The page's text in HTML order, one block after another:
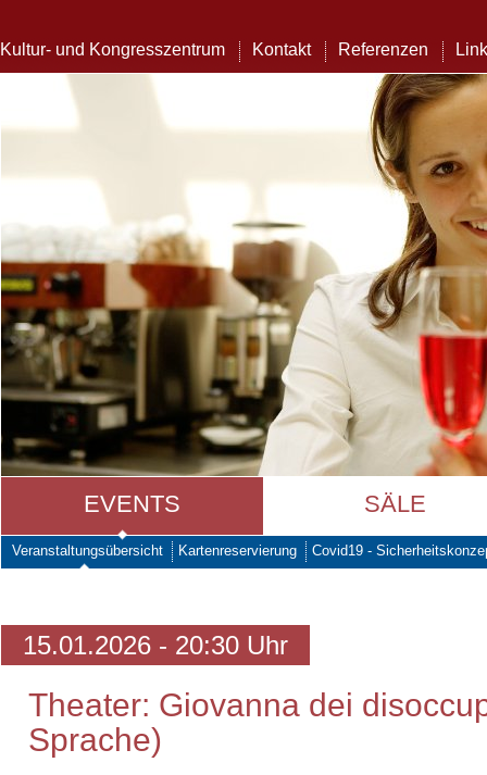
Kultur- und Kongresszentrum Kontakt Referenzen
EVENTS SÄLE
Veranstaltungsübersicht Kartenreservierung Covid19 -
15.01.2026 - 20:30 Uhr
Theater: Giovanna dei
Sprache)